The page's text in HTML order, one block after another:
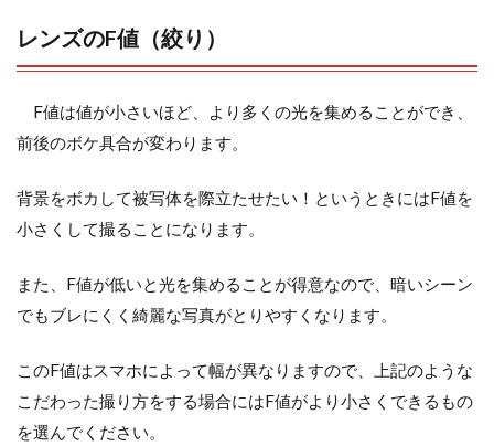
レンズのF値（絞り）
F値は値が小さいほど、より多くの光を集めることができ、
前後のボケ具合が変わります。
背景をボカして被写体を際立たせたい！というときにはF値を
小さくして撮ることになります。
また、F値が低いと光を集めることが得意なので、暗いシーン
でもブレにくく綺麗な写真がとりやすくなります。
このF値はスマホによって幅が異なりますので、上記のような
こだわった撮り方をする場合にはF値がより小さくできるもの
を選んでください。